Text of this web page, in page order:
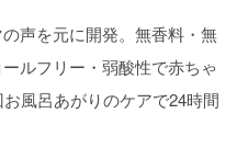
声を元に開発。無香料・無
ルフリー・弱酸性で赤ちゃ
風呂あがりのケアで24時間